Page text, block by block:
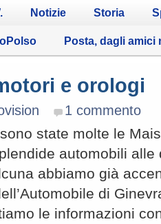
Notizie Storia
Posta, dagli amici
e orologi
1 commento
state molte le
automobili
abbiamo già
di
le informazioni